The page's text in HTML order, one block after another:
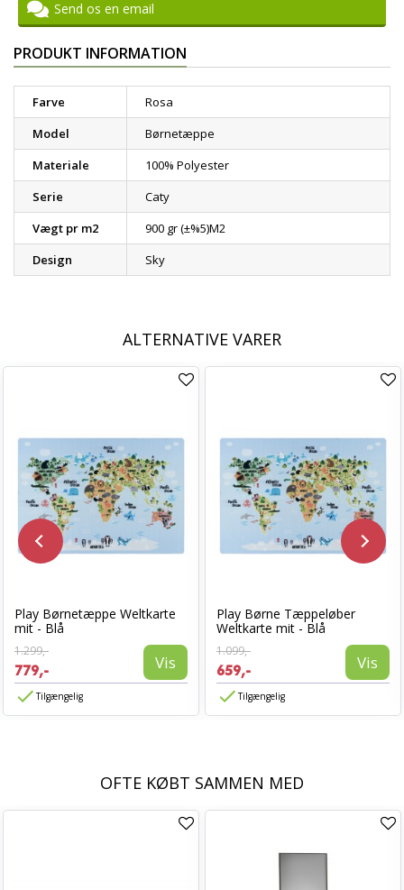
Send os en email
PRODUKT INFORMATION
Farve
Rosa
Model
Børnetæppe
Materiale
100% Polyester
Serie
Caty
Vægt pr m2
900 gr (±%5)M2
Design
Sky
ALTERNATIVE VARER
Play Børnetæppe Weltkarte
mit - Blå
1.299,-
779,- Vis
Tilgængelig
Play Børne Tæppeløber
Weltkarte mit - Blå
1.099,-
659,- Vis
Tilgængelig
OFTE KØBT SAMMEN MED